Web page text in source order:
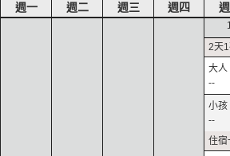
週一 週二 週三 週四
--
--